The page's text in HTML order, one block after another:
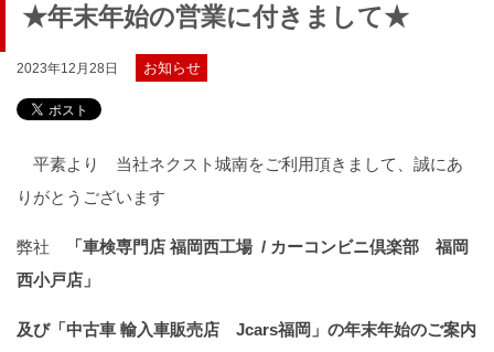
★年末年始の営業に付きまして★
2023年12月28日 お知らせ
平素より 当社ネクスト城南をご利用頂きまして、誠にあ
りがとうございます
弊社
「車検専門店 福岡西工場 / カーコンビニ倶楽部 福岡
西小戸店」
及び「中古車 輸入車販売店 Jcars福岡」の年末年始のご案内